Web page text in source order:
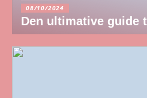
08/10/2024
Den ultimative